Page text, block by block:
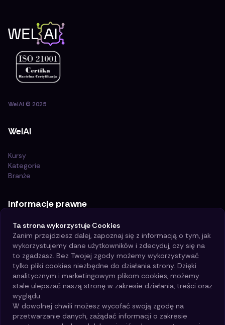
WelAI © 2025
WelAI
Kursy
Kategorie
Branże
Informacje prawne
Certyfikat ISO 21001:2018
Polityka i cele jakości
Polityka prywatności
Regulamin
Polityka Cookies
Kontakt
Pomoc
Ta strona wykorzystuje Cookies
Zanim przejdziesz dalej, zapoznaj się z informacją o tym, jak
wykorzystujemy dane użytkowników i zdecyduj, czy się na
to zgadzasz. Bez Twojej zgody możemy wykorzystywać
tylko pliki cookies niezbędne do działania strony. Dzięki
analitycznym i marketingowym plikom cookies, możemy
stale ulepszać naszą stronę w zakresie działania, treści oraz
wyglądu.
W dowolnej chwili możesz wycofać swoją zgodę na
przetwarzanie danych, zażądać informacji o zakresie